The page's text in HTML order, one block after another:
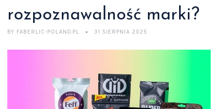
rozpoznawalność marki?
BY FABERLIC-POLAND.PL 31 SIERPNIA 2025